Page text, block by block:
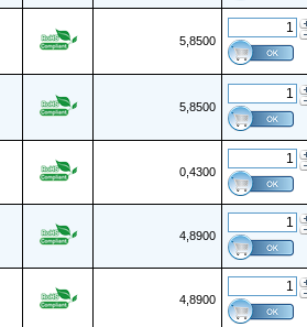
5,8500
5,8500
0,4300
4,8900
4,8900